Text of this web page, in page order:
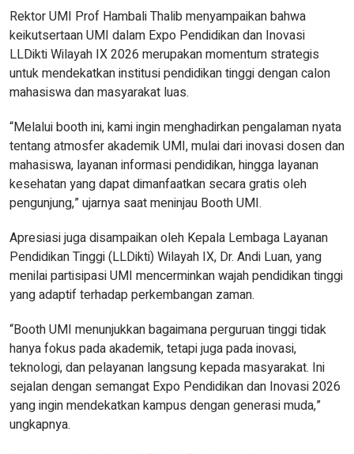
Rektor UMI Prof Hambali Thalib menyampaikan bahwa
keikutsertaan UMI dalam Expo Pendidikan dan Inovasi
LLDikti Wilayah IX 2026 merupakan momentum strategis
untuk mendekatkan institusi pendidikan tinggi dengan calon
mahasiswa dan masyarakat luas.
“Melalui booth ini, kami ingin menghadirkan pengalaman nyata
tentang atmosfer akademik UMI, mulai dari inovasi dosen dan
mahasiswa, layanan informasi pendidikan, hingga layanan
kesehatan yang dapat dimanfaatkan secara gratis oleh
pengunjung,” ujarnya saat meninjau Booth UMI.
Apresiasi juga disampaikan oleh Kepala Lembaga Layanan
Pendidikan Tinggi (LLDikti) Wilayah IX, Dr. Andi Luan, yang
menilai partisipasi UMI mencerminkan wajah pendidikan tinggi
yang adaptif terhadap perkembangan zaman.
“Booth UMI menunjukkan bagaimana perguruan tinggi tidak
hanya fokus pada akademik, tetapi juga pada inovasi,
teknologi, dan pelayanan langsung kepada masyarakat. Ini
sejalan dengan semangat Expo Pendidikan dan Inovasi 2026
yang ingin mendekatkan kampus dengan generasi muda,”
ungkapnya.